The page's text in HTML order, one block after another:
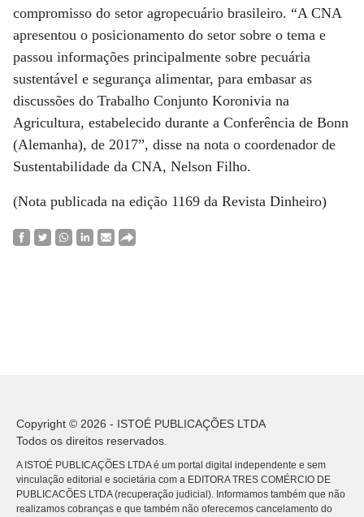
compromisso do setor agropecuário brasileiro. “A CNA
apresentou o posicionamento do setor sobre o tema e
passou informações principalmente sobre pecuária
sustentável e segurança alimentar, para embasar as
discussões do Trabalho Conjunto Koronivia na
Agricultura, estabelecido durante a Conferência de Bonn
(Alemanha), de 2017”, disse na nota o coordenador de
Sustentabilidade da CNA, Nelson Filho.
(Nota publicada na edição 1169 da Revista Dinheiro)
Copyright © 2026 - ISTOÉ PUBLICAÇÕES LTDA
Todos os direitos reservados.
A ISTOÉ PUBLICAÇÕES LTDA é um portal digital independente e sem
vinculação editorial e societária com a EDITORA TRES COMÉRCIO DE
PUBLICACÕES LTDA (recuperação judicial). Informamos também que não
realizamos cobranças e que também não oferecemos cancelamento do